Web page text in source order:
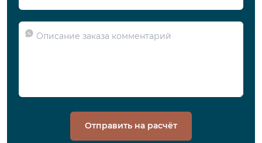
Отправить на расчёт